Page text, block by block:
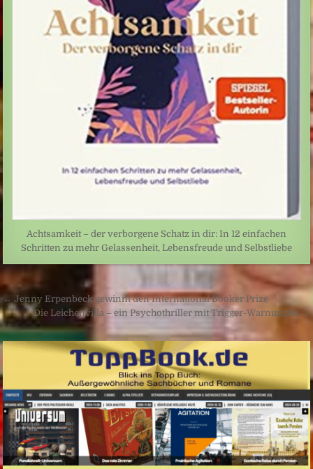
Achtsamkeit – der verborgene Schatz in dir: In 12 einfachen
Schritten zu mehr Gelassenheit, Lebensfreude und Selbstliebe
Beitragsnavigation
← Jenny Erpenbeck gewinnt den International Booker Prize
Die Leichenvilla – ein Psychothriller mit Trigger-Warnungen →